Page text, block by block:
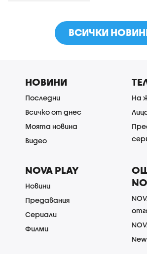
ВСИЧКИ
НОВИНИ
Последни
Всичко от днес
Моята новина
Видео
На
NOVA PLAY
Новини
Предавания
Сериали
Филми